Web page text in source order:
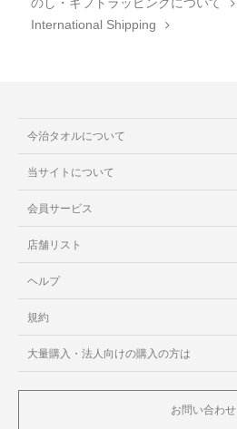
のし・ギフトラッピングについて
International Shipping
今治タオルについて
当サイトについて
会員サービス
店舗リスト
ヘルプ
規約
大量購入・法人向けの購入の方は
お問い合わせ